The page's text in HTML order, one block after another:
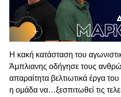
Η κακή κατάσταση του
Άμπλιανης οδήγησε τους
απαραίτητα βελτιωτικά έργα
η ομάδα να…ξεσπιτωθεί τις